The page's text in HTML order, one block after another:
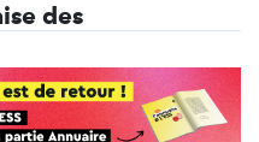
des
de la collecte de
au service de l’intérêt
de formation certifiant,